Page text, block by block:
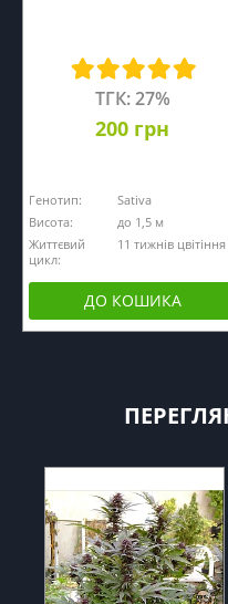
ТГК: 27%
200 грн
Генотип:
Sativa
Висота:
до 1,5 м
Життєвий
цикл:
11 тижнів цвітіння
ДО КОШИКА